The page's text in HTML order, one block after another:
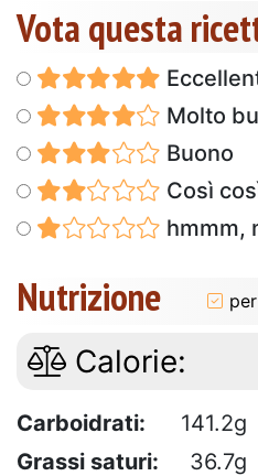
Vota questa
Molto
Buono
Così
hmmm,
Nutrizione
Calorie:
Carboidrati: 141.2g
Grassi saturi:
36.7g